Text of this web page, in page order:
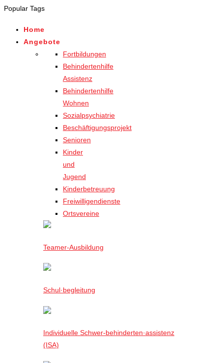
Popular Tags
Home
Angebote
Fortbildungen
Behindertenhilfe
Assistenz
Behindertenhilfe
Wohnen
Sozialpsychiatrie
Beschäftigungsprojekt
Senioren
Kinder
und
Jugend
Kinderbetreuung
Freiwilligendienste
Ortsvereine
Teamer-Ausbildung
Schul·begleitung
Individuelle Schwer-behinderten·assistenz
(ISA)